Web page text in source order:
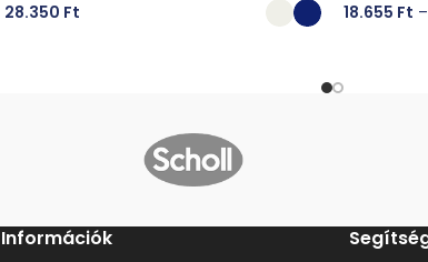
28.350 Ft 18.655 Ft –
Információk